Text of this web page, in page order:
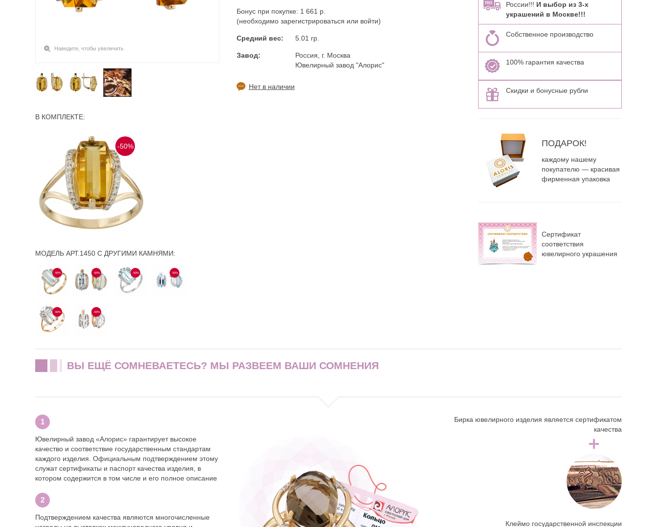
Наведите, чтобы увеличить
В КОМПЛЕКТЕ:
-50%
МОДЕЛЬ АРТ.1450 С ДРУГИМИ КАМНЯМИ:
-50% -50% -50% -50%
-50% -50%
Бонус при покупке: 1 661 р.
(необходимо зарегистрироваться или войти)
Средний вес: 5.01 гр.
Завод:
Россия, г. Москва
Ювелирный завод "Алорис"
Нет в наличии
России!!! И выбор из 3-х
украшений в Москве!!!
Собственное производство
100% гарантия качества
Скидки и бонусные рубли
ПОДАРОК!
каждому нашему
покупателю — красивая
фирменная упаковка
Сертификат
соответствия
ювелирного украшения
ВЫ ЕЩЁ СОМНЕВАЕТЕСЬ? МЫ РАЗВЕЕМ ВАШИ СОМНЕНИЯ
Ювелирный завод «Алорис» гарантирует высокое
качество и соответствие государственным стандартам
каждого изделия. Официальным подтверждением этому
служат сертификаты и паспорт качества изделия, в
котором содержится в том числе и его полное описание
Подтверждением качества являются многочисленные
Бирка ювелирного изделия является сертификатом
качества
Клеймо государственной инспекции